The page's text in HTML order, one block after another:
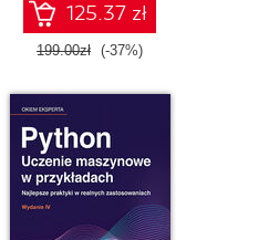
125.37 zł
199.00zł (-37%)